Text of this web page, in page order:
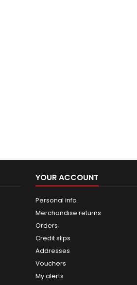
YOUR ACCOUNT
Personal info
Merchandise returns
Orders
Credit slips
Addresses
Vouchers
My alerts